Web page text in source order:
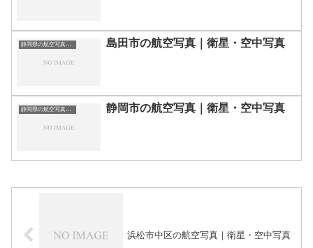
静岡県の航空写真・空中写真 島田市の航空写真｜衛星・空中写真
静岡県の航空写真・空中写真 静岡市の航空写真｜衛星・空中写真
浜松市中区の航空写真｜衛星・空中写真